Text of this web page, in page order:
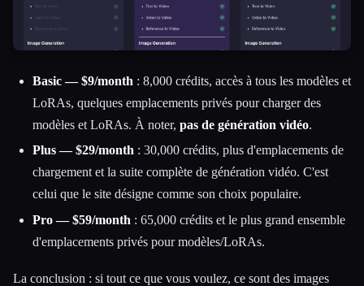
Basic — $9/month : 8,000 crédits, accès à tous les modèles et
LoRAs, quelques emplacements privés pour charger des
modèles et LoRAs. À noter, pas de génération vidéo.
Plus — $29/month : 30,000 crédits, plus d'emplacements de
chargement et la suite complète de génération vidéo. C'est
celui que le site désigne comme son choix populaire.
Pro — $59/month : 65,000 crédits et le plus grand ensemble
d'emplacements privés pour modèles/LoRAs.
La conclusion : si tout ce que vous voulez, ce sont des images